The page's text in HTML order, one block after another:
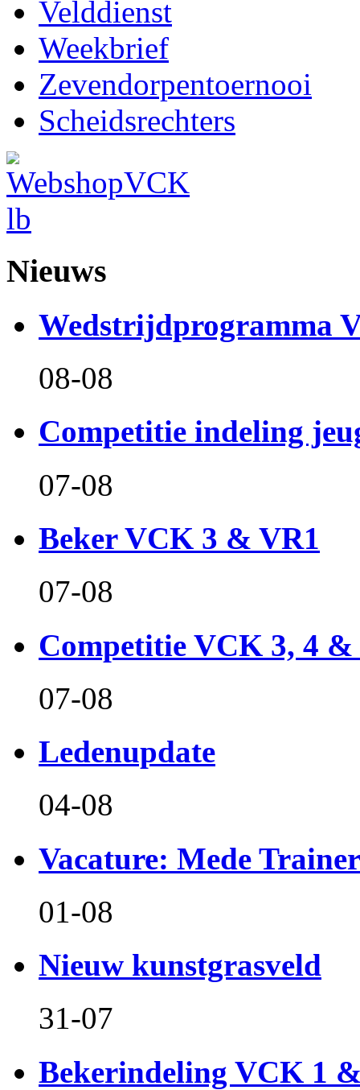
Velddienst
Weekbrief
Zevendorpentoernooi
Scheidsrechters
Nieuws
Wedstrijdprogramma
08-08
Competitie indeling
07-08
Beker VCK 3 & VR1
07-08
Competitie VCK 3, 4 &
07-08
Ledenupdate
04-08
Vacature: Mede
01-08
Nieuw kunstgrasveld
31-07
Bekerindeling VCK 1